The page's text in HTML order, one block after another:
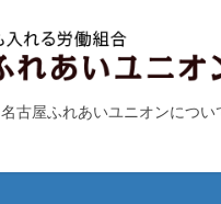
名古屋ふれあいユニオンについ